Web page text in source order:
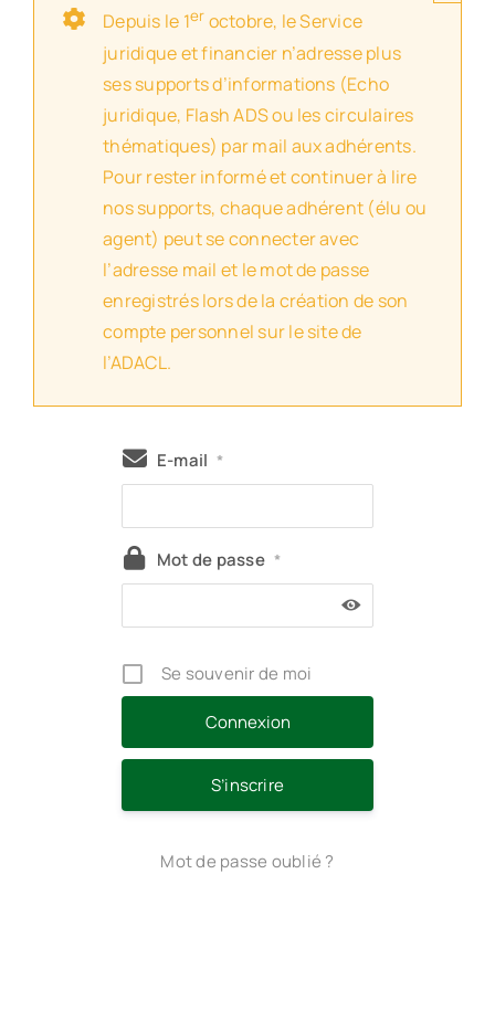
Depuis le 1er octobre, le Service
juridique et financier n’adresse plus
ses supports d’informations (Echo
juridique, Flash ADS ou les circulaires
thématiques) par mail aux adhérents.
Pour rester informé et continuer à lire
nos supports, chaque adhérent (élu ou
agent) peut se connecter avec
l’adresse mail et le mot de passe
enregistrés lors de la création de son
compte personnel sur le site de
l’ADACL.
E-mail *
Mot de passe *
Se souvenir de moi
S’inscrire
Mot de passe oublié ?